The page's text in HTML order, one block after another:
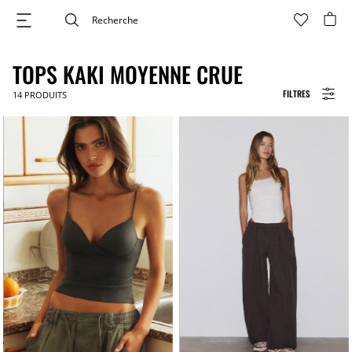
FILTRES
TOPS KAKI MOYENNE CRUE
14 PRODUITS